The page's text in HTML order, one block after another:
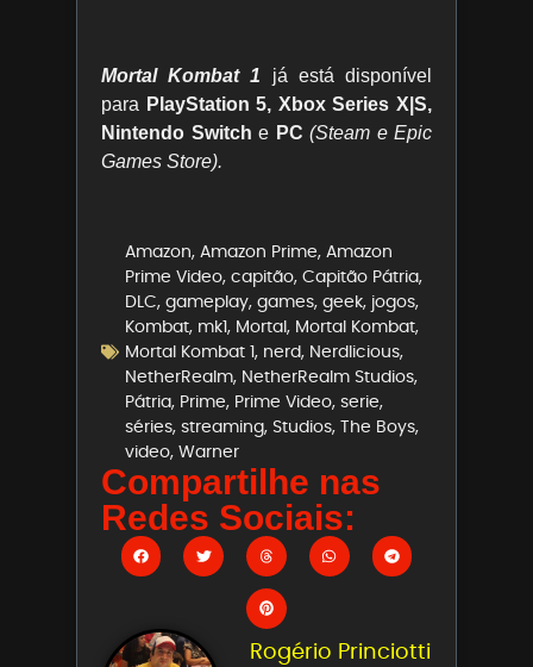
Mortal Kombat 1 já está disponível
para PlayStation 5, Xbox Series X|S,
Nintendo Switch e PC (Steam e Epic
Games Store).
Amazon, Amazon Prime, Amazon
Prime Video, capitão, Capitão Pátria,
DLC, gameplay, games, geek, jogos,
Kombat, mk1, Mortal, Mortal Kombat,
Mortal Kombat 1, nerd, Nerdlicious,
NetherRealm, NetherRealm Studios,
Pátria, Prime, Prime Video, serie,
séries, streaming, Studios, The Boys,
video, Warner
Compartilhe nas
Redes Sociais:
Rogério Princiotti